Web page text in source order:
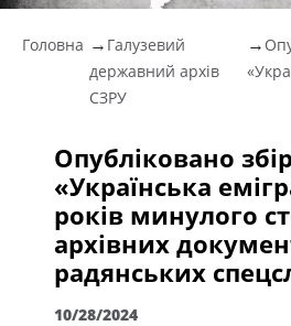
Головна
Галузевий
державний архів
СЗРУ
Опубліковано
«Українська
років минулого
архівних
радянських
10/28/2024